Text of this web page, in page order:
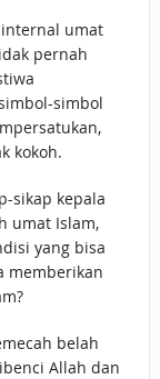
umat
pernah
simbol
kokoh.
sikap kepala
umat Islam,
yang bisa
memberikan
belah
Allah dan